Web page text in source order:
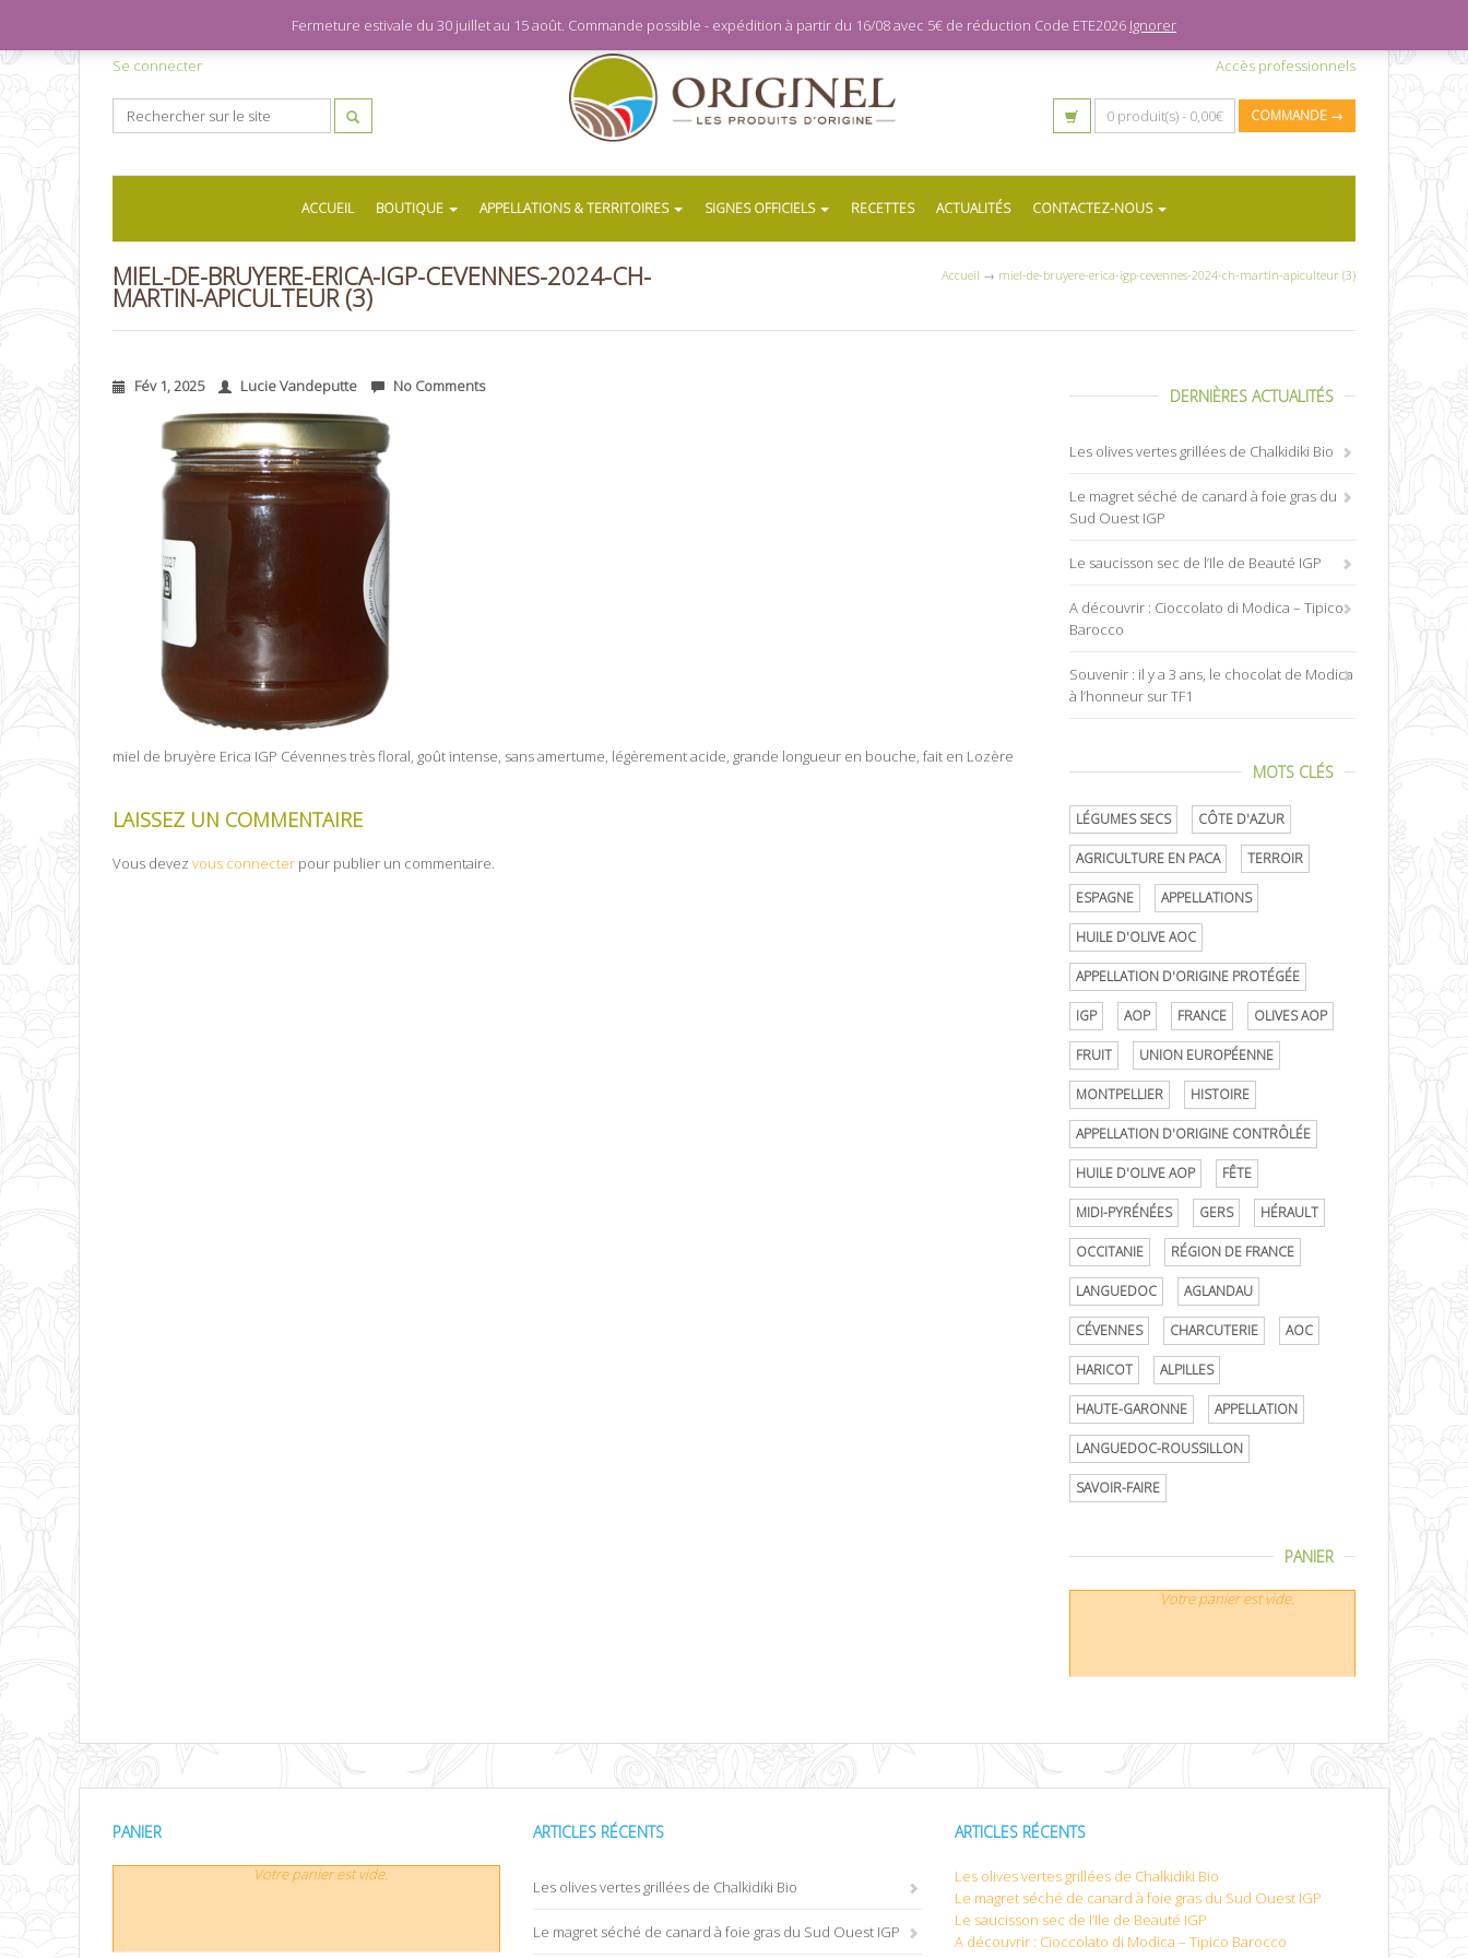
Se connecter Accès professionnels
0 produit(s) - 0,00€ COMMANDE →
ACCUEIL BOUTIQUE APPELLATIONS & TERRITOIRES SIGNES OFFICIELS RECETTES ACTUALITÉS CONTACTEZ-NOUS
MIEL-DE-BRUYERE-ERICA-IGP-CEVENNES-2024-CH-
MARTIN-APICULTEUR (3)
Accueil → miel-de-bruyere-erica-igp-cevennes-2024-ch-martin-apiculteur (3)
Fév 1, 2025 Lucie Vandeputte No Comments
miel de bruyère Erica IGP Cévennes très floral, goût intense, sans amertume, légèrement acide, grande longueur en bouche, fait en Lozère
LAISSEZ UN COMMENTAIRE
Vous devez vous connecter pour publier un commentaire.
DERNIÈRES ACTUALITÉS
Les olives vertes grillées de Chalkidiki Bio
Le magret séché de canard à foie gras du
Sud Ouest IGP
Le saucisson sec de l’Ile de Beauté IGP
A découvrir : Cioccolato di Modica – Tipico
Barocco
Souvenir : il y a 3 ans, le chocolat de Modica
à l’honneur sur TF1
MOTS CLÉS
LÉGUMES SECS CÔTE D'AZUR
AGRICULTURE EN PACA TERROIR
ESPAGNE APPELLATIONS
HUILE D'OLIVE AOC
APPELLATION D'ORIGINE PROTÉGÉE
IGP AOP FRANCE OLIVES AOP
FRUIT UNION EUROPÉENNE
MONTPELLIER HISTOIRE
APPELLATION D'ORIGINE CONTRÔLÉE
HUILE D'OLIVE AOP FÊTE
MIDI-PYRÉNÉES GERS HÉRAULT
OCCITANIE RÉGION DE FRANCE
LANGUEDOC AGLANDAU
CÉVENNES CHARCUTERIE AOC
HARICOT ALPILLES
HAUTE-GARONNE APPELLATION
LANGUEDOC-ROUSSILLON
SAVOIR-FAIRE
PANIER
Votre panier est vide.
PANIER
Votre panier est vide.
ARTICLES RÉCENTS
Les olives vertes grillées de Chalkidiki Bio
Le magret séché de canard à foie gras du Sud Ouest IGP
ARTICLES RÉCENTS
Les olives vertes grillées de Chalkidiki Bio
Le magret séché de canard à foie gras du Sud Ouest IGP
Le saucisson sec de l’Ile de Beauté IGP
A découvrir : Cioccolato di Modica – Tipico Barocco
Fermeture estivale du 30 juillet au 15 août. Commande possible - expédition à partir du 16/08 avec 5€ de réduction Code ETE2026 Ignorer